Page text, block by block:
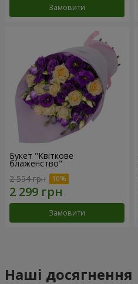
Замовити
Букет "Квіткове
блаженство"
2 554 грн
Замовити
Наші досягнення